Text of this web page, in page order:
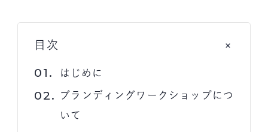
目次
はじめに
ブランディングワークショップにつ
いて